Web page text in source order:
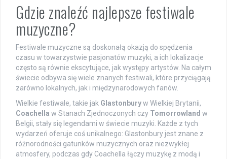
Gdzie znaleźć najlepsze festiwale
muzyczne?
Festiwale muzyczne są doskonałą okazją do spędzenia
czasu w towarzystwie pasjonatów muzyki, a ich lokalizacje
często są równie ekscytujące, jak występy artystów. Na całym
świecie odbywa się wiele znanych festiwali, które przyciągają
zarówno lokalnych, jak i międzynarodowych fanów.
Wielkie festiwale, takie jak Glastonburyw Wielkiej Brytanii,
Coachella w Stanach Zjednoczonych czy Tomorrowland w
Belgii, stały się legendami w świecie muzyki. Każde z tych
wydarzeń oferuje coś unikalnego: Glastonbury jest znane z
różnorodności gatunków muzycznych oraz niezwykłej
atmosfery, podczas gdy Coachella łączy muzykę z modą i